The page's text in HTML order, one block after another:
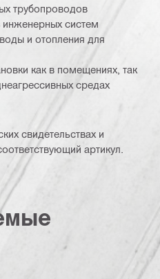
трубопроводов
систем
и отопления для
как в помещениях, так
средах
свидетельствах и
артикул.